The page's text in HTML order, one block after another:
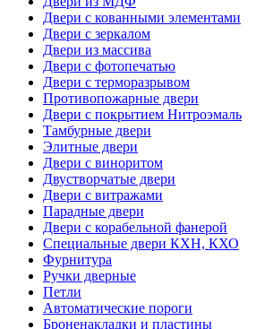
Двери с кованными элементами
Двери с зеркалом
Двери из массива
Двери с фотопечатью
Двери с терморазрывом
Противопожарные двери
Двери с покрытием Нитроэмаль
Тамбурные двери
Элитные двери
Двери с виноритом
Двустворчатые двери
Двери с витражами
Парадные двери
Двери с корабельной фанерой
Специальные двери КХН, КХО
Фурнитура
Ручки дверные
Петли
Автоматические пороги
Броненакладки и пластины